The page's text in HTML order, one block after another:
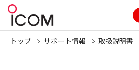
トップ サポート情報 取扱説明書